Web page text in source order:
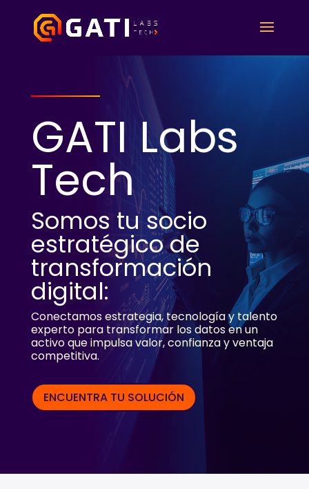
GATI Labs
Tech
Somos tu socio
estratégico de
transformación
digital:
Conectamos estrategia, tecnología y talento
experto para transformar los datos en un
activo que impulsa valor, confianza y ventaja
competitiva.
ENCUENTRA TU SOLUCIÓN